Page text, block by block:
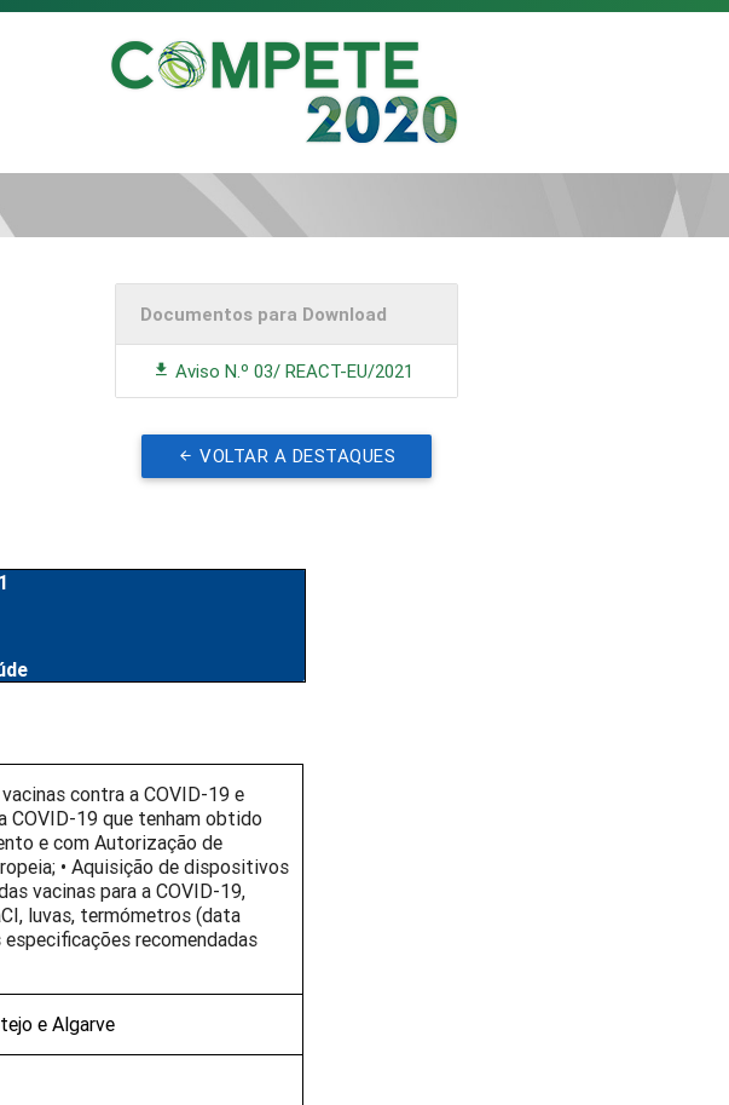
contra a COVID-19 e
COVID-19 que tenham obtido
e com Autorização de
• Aquisição de dispositivos
vacinas para a COVID-19,
luvas, termómetros (data
recomendadas
e Algarve
Documentos para Download
Aviso N.º 03/ REACT-EU/2021
VOLTAR A DESTAQUES